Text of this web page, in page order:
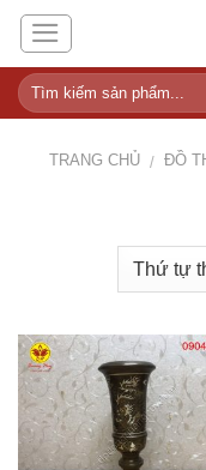
Skip
content
TRANG CHỦ / ĐỒ